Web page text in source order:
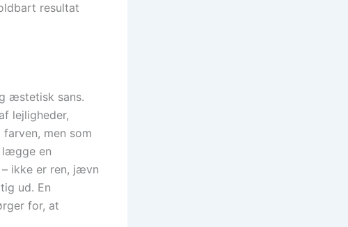
resultat
æstetisk sans.
lejligheder,
men som
lægge en
ikke er ren, jævn
ud. En
for, at